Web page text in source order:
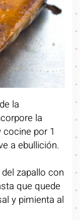
la
la
por 1
a ebullición.
zapallo con
que quede
y pimienta al